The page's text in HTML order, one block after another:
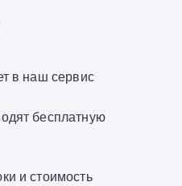
в наш сервис
бесплатную
и стоимость